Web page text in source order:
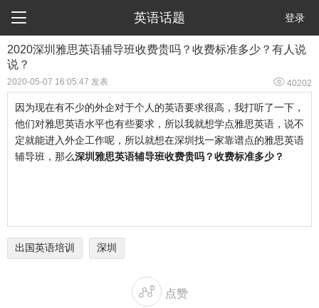
 英语话题 登录
2020深圳雅思英语辅导班收费贵吗？收费标准多少？有人说
说？
2020-05-07 16:05:47 发表  40202
因为现在有不少的外企对于个人的英语要求很高，我打听了一下，
他们对雅思英语水平也有些要求，所以我就想学点雅思英语，说不
定就能进入外企工作呢，所以就想在深圳找一家靠谱点的雅思英语
辅导班，那么深圳雅思英语辅导班收费贵吗？收费标准多少？
出国英语培训 深圳
 点赞